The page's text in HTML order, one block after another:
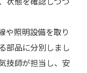
や照明設備を取り
部品に分別しまし
技師が担当し、安